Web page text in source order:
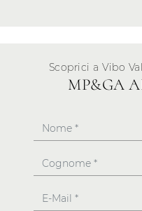
Scoprici a Vibo
MP&GA